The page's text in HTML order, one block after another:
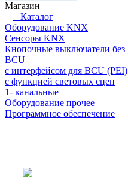
Магазин
Каталог
Оборудование KNX
Сенсоры KNX
Кнопочные выключатели без
BCU
с интерфейсом для BCU (PEI)
с функцией световых сцен
1- канальные
Оборудование прочее
Программное обеспечение